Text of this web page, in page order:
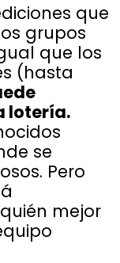
que
grupos
que los
(hasta
lotería.
se
Pero
mejor